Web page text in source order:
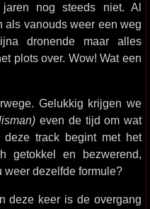
nog steeds niet. Al
als vanouds weer een weg
dronende maar alles
plots over. Wow! Wat een
Gelukkig krijgen we
even de tijd om wat
track begint met het
getokkel en bezwerend,
weer dezelfde formule?
deze keer is de overgang